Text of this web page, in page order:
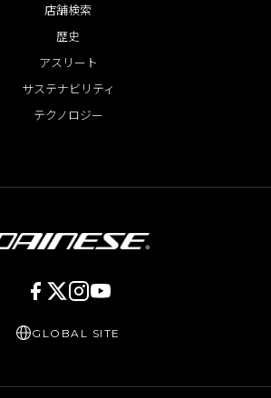
店舗検索
歴史
アスリート
サステナビリティ
テクノロジー
GLOBAL SITE